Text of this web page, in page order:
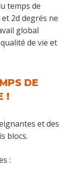
temps de
2d degrés ne
global
de vie et
DE
!
et des
blocs.
: